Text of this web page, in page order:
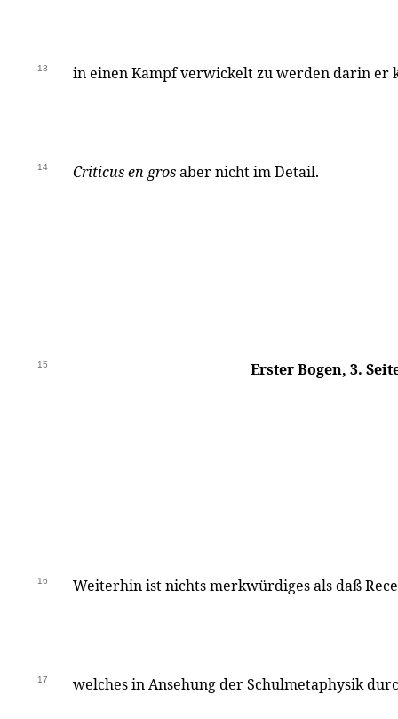
13 in einen Kampf verwickelt zu werden darin er
14 Criticusen grosaber nicht im Detail.
15 Erster Bogen, 3.
16 Weiterhin ist nichts merkwürdiges als daß
17 welches in Ansehung der Schulmetaphysik